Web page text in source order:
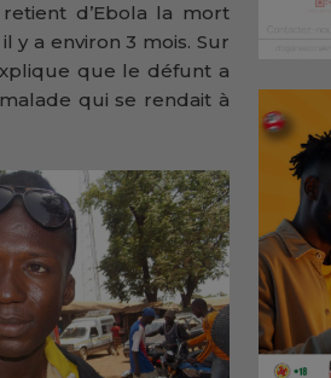
d’Ebola la mort
y a environ 3 mois. Sur
que le défunt a
qui se rendait à